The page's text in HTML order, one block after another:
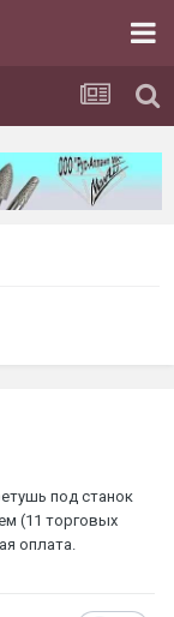
под станок
(11 торговых
оплата.